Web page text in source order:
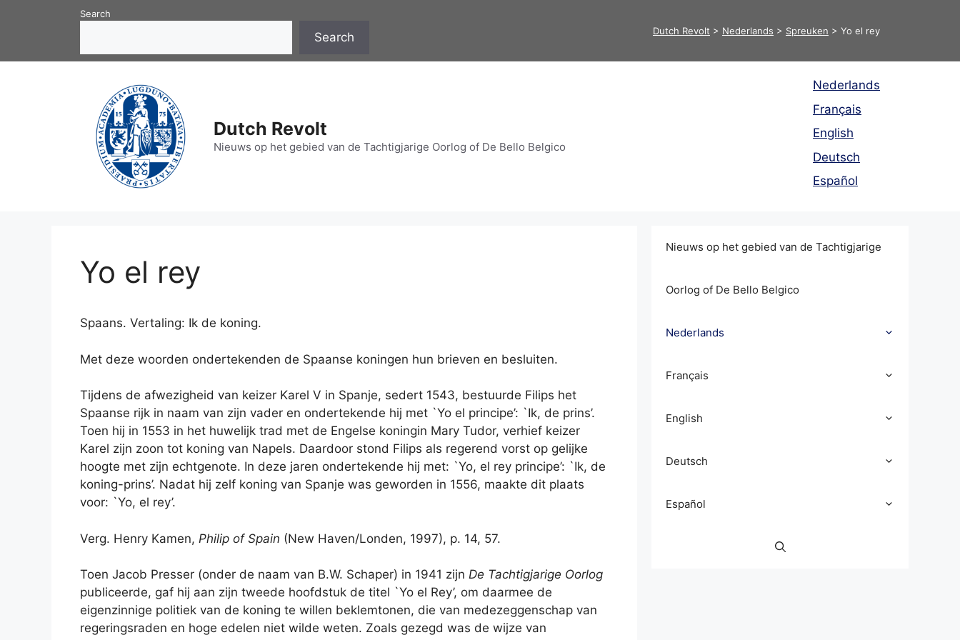
Dutch Revolt > Nederlands > Spreuken > Yo el rey
Search
Search
Dutch Revolt
Nieuws op het gebied van de Tachtigjarige Oorlog of De Bello Belgico
Nederlands
Français
English
Deutsch
Español
Yo el rey
Spaans. Vertaling: Ik de koning.
Met deze woorden ondertekenden de Spaanse koningen hun brieven en besluiten.
Tijdens de afwezigheid van keizer Karel V in Spanje, sedert 1543, bestuurde Filips het
Spaanse rijk in naam van zijn vader en ondertekende hij met `Yo el principe’: `Ik, de prins’.
Toen hij in 1553 in het huwelijk trad met de Engelse koningin Mary Tudor, verhief keizer
Karel zijn zoon tot koning van Napels. Daardoor stond Filips als regerend vorst op gelijke
hoogte met zijn echtgenote. In deze jaren ondertekende hij met: `Yo, el rey principe’: `Ik, de
koning-prins’. Nadat hij zelf koning van Spanje was geworden in 1556, maakte dit plaats
voor: `Yo, el rey’.
Verg. Henry Kamen, Philip of Spain (New Haven/Londen, 1997), p. 14, 57.
Toen Jacob Presser (onder de naam van B.W. Schaper) in 1941 zijn De Tachtigjarige Oorlog
publiceerde, gaf hij aan zijn tweede hoofdstuk de titel `Yo el Rey’, om daarmee de
eigenzinnige politiek van de koning te willen beklemtonen, die van medezeggenschap van
regeringsraden en hoge edelen niet wilde weten. Zoals gezegd was de wijze van
Nieuws op het gebied van de Tachtigjarige
Oorlog of De Bello Belgico
Nederlands
Français
English
Deutsch
Español